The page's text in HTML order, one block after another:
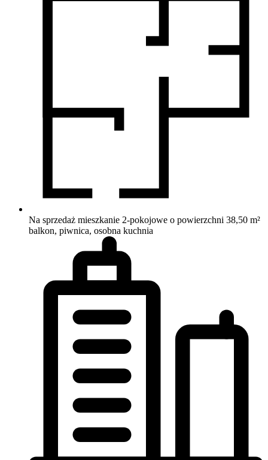
Na sprzedaż mieszkanie 2-pokojowe o powierzchni 38,50 m²
balkon, piwnica, osobna kuchnia